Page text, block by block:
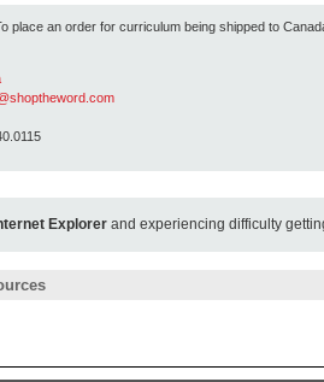
place an order for curriculum being shipped to
Explorer and experiencing difficulty